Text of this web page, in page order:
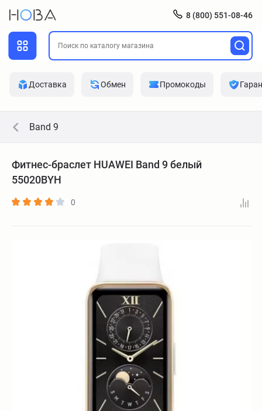
8 (800) 551-08-46
Доставка Обмен Промокоды
Band 9
Фитнес-браслет HUAWEI Band 9 белый
55020BYH
0